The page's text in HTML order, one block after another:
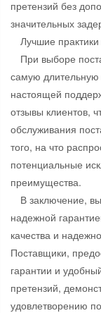
претензий без
значительных
Лучшие
При выборе
самую длительную
настоящей
отзывы клиентов,
обслуживания
того, на что
потенциальные
преимущества.
В заключение,
надежной
качества и
Поставщики,
гарантии и
претензий,
удовлетворению